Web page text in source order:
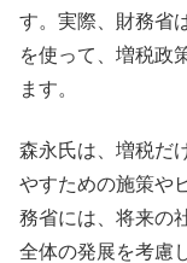
す。実際、財務省
を使って、増税政
ます。
森永氏は、増税だ
やすための施策や
務省には、将来の
全体の発展を考慮